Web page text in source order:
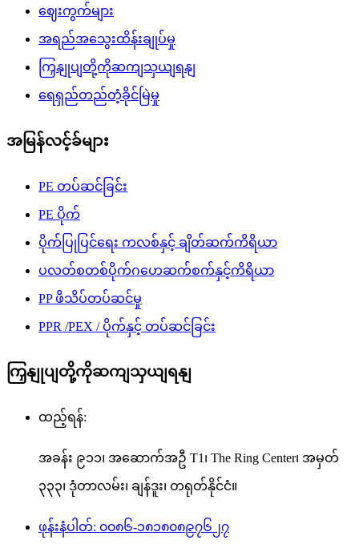
ဈေးကွက်များ
အရည်အသွေးထိန်းချုပ်မှု
ကြှနျုပျတို့ကိုဆကျသှယျရနျ
ရေရှည်တည်တံ့ခိုင်မြဲမှု
အမြန်လင့်ခ်များ
PE တပ်ဆင်ခြင်း
PE ပိုက်
ပိုက်ပြုပြင်ရေး ကလစ်နှင့် ချိတ်ဆက်ကိရိယာ
ပလတ်စတစ်ပိုက်ဂဟေဆက်စက်နှင့်ကိရိယာ
PP ဖိသိပ်တပ်ဆင်မှု
PPR /PEX / ပိုက်နှင့် တပ်ဆင်ခြင်း
ကြှနျုပျတို့ကိုဆကျသှယျရနျ
ထည့်ရန်:
အခန်း ၉၁၁၊ အဆောက်အဦ T1၊ The Ring Center၊ အမှတ်
၃၃၃၊ ဒုံတာလမ်း၊ ချန်ဒူး၊ တရုတ်နိုင်ငံ။
ဖုန်းနံပါတ်: ၀၀၈၆-၁၈၁၈၀၈၉၇၆၂၇